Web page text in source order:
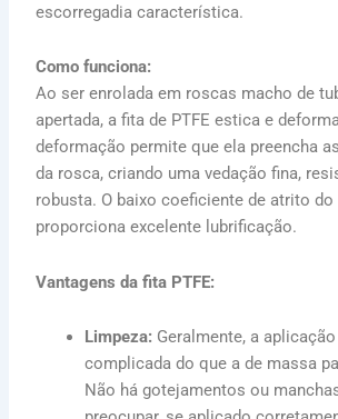
escorregadia característica.
Como funciona:
Ao ser enrolada em roscas macho de
apertada, a fita de PTFE estica e
deformação permite que ela preencha
da rosca, criando uma vedação fina,
robusta. O baixo coeficiente de atrito do
proporciona excelente lubrificação.
Vantagens da fita PTFE:
Limpeza: Geralmente, a
complicada do que a de massa
Não há gotejamentos ou